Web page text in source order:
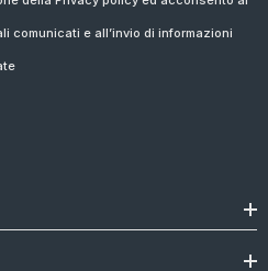
comunicati e all’invio di informazioni